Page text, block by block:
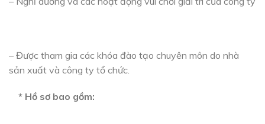
– Được tham gia các khóa đào tạo chuyên môn do nhà
sản xuất và công ty tổ chức.
* Hồ sơ bao gồm: